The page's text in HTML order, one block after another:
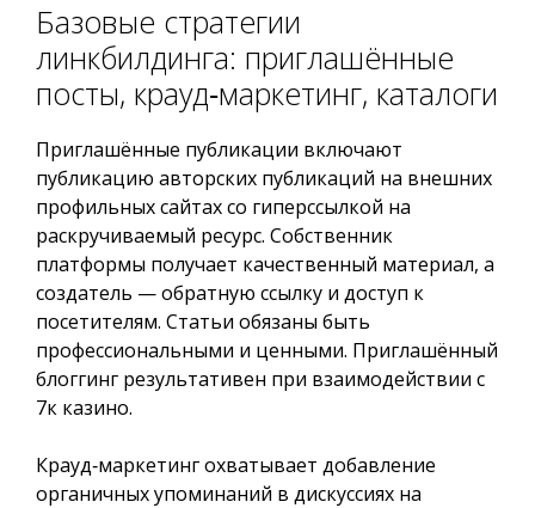
Базовые стратегии
линкбилдинга: приглашённые
посты, крауд‑маркетинг, каталоги
Приглашённые публикации включают
публикацию авторских публикаций на внешних
профильных сайтах со гиперссылкой на
раскручиваемый ресурс. Собственник
платформы получает качественный материал, а
создатель — обратную ссылку и доступ к
посетителям. Статьи обязаны быть
профессиональными и ценными. Приглашённый
блоггинг результативен при взаимодействии с
7к казино.
Крауд‑маркетинг охватывает добавление
органичных упоминаний в дискуссиях на